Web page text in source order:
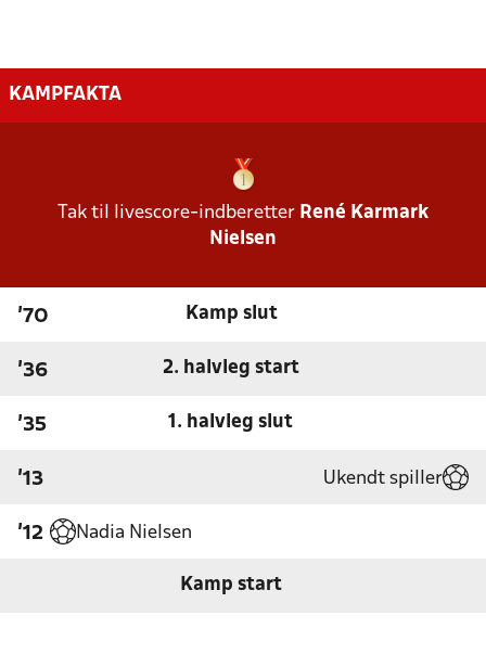
KAMPFAKTA
Tak til livescore-indberetter René Karmark
Nielsen
'70 Kamp slut
'36 2. halvleg start
'35 1. halvleg slut
'13 Ukendt spiller
'12 Nadia Nielsen
Kamp start